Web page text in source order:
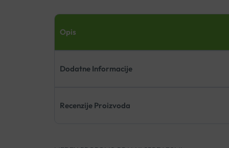
Opis
Dodatne Informacije
Recenzije Proizvoda